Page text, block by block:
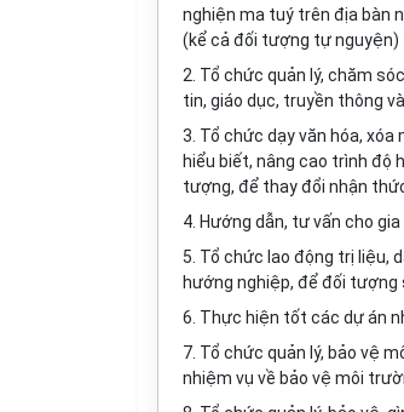
nghiện ma tuý trên địa bàn
(kể cả đối tượng tự nguyện)
2. Tổ chức quản lý, chăm
tin, giáo dục, truyền thông
3. Tổ chức dạy văn hóa,
hiểu biết, nâng cao trình độ
tượng, để thay đổi nhận
4. Hướng dẫn, tư vấn cho
5. Tổ chức lao động trị liệu,
hướng nghiệp, để đối tượng
6. Thực hiện tốt các dự án
7. Tổ chức quản lý, bảo vệ
nhiệm vụ về bảo vệ môi